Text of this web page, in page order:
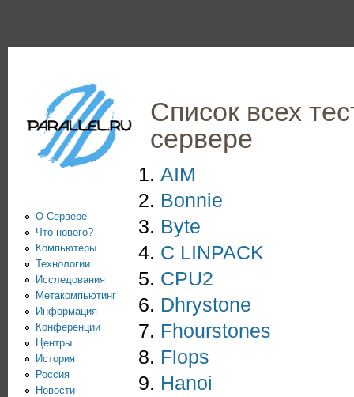
Информационно-
аналитический
центр по
параллельным
вычислениям
Список всех
сервере
AIM
Bonnie
Byte
C LINPACK
CPU2
Dhrystone
Fhourstones
Flops
Hanoi
О Сервере
Что нового?
Компьютеры
Технологии
Исследования
Метакомпьютинг
Информация
Конференции
Центры
История
Россия
Новости